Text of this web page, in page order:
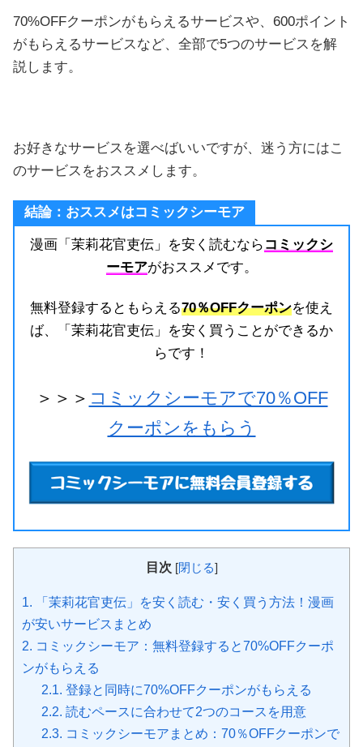
70%OFFクーポンがもらえるサービスや、600ポイント
がもらえるサービスなど、全部で5つのサービスを解
説します。
お好きなサービスを選べばいいですが、迷う方にはこ
のサービスをおススメします。
結論：おススメはコミックシーモア
漫画「茉莉花官吏伝」を安く読むなら コミックシ
ーモアがおススメです。
無料登録するともらえる70％OFFクーポンを使え
ば、「茉莉花官吏伝」を安く買うことができるか
らです！
＞＞＞ コミックシーモアで70％OFF
クーポンをもらう
目次 [閉じる]
1. 「茉莉花官吏伝」を安く読む・安く買う方法！漫画
が安いサービスまとめ
2. コミックシーモア：無料登録すると70%OFFクーポ
ンがもらえる
2.1. 登録と同時に70%OFFクーポンがもらえる
2.2. 読むペースに合わせて2つのコースを用意
2.3. コミックシーモアまとめ：70％OFFクーポンで